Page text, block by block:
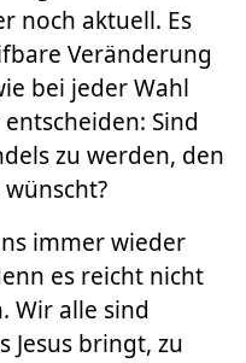
noch aktuell. Es
Veränderung
bei jeder Wahl
Sind
zu werden, den
immer wieder
es reicht nicht
Wir alle sind
Jesus bringt, zu